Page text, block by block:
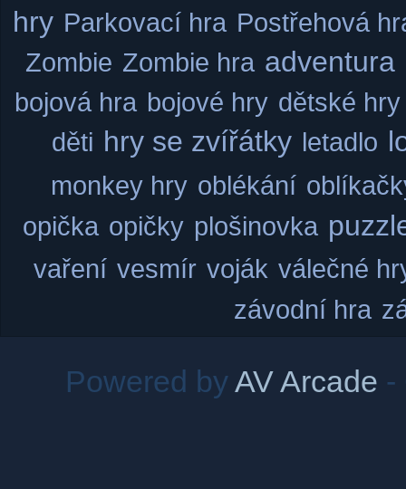
hry Parkovací hra Postřehová
Zombie Zombie hra adventura
bojová hra bojové hry dětské hry
děti hry se zvířátky letadlo
monkey hry oblékání
opička opičky plošinovka
vaření vesmír voják válečné
závodní hra
Powered byAV Arcade -